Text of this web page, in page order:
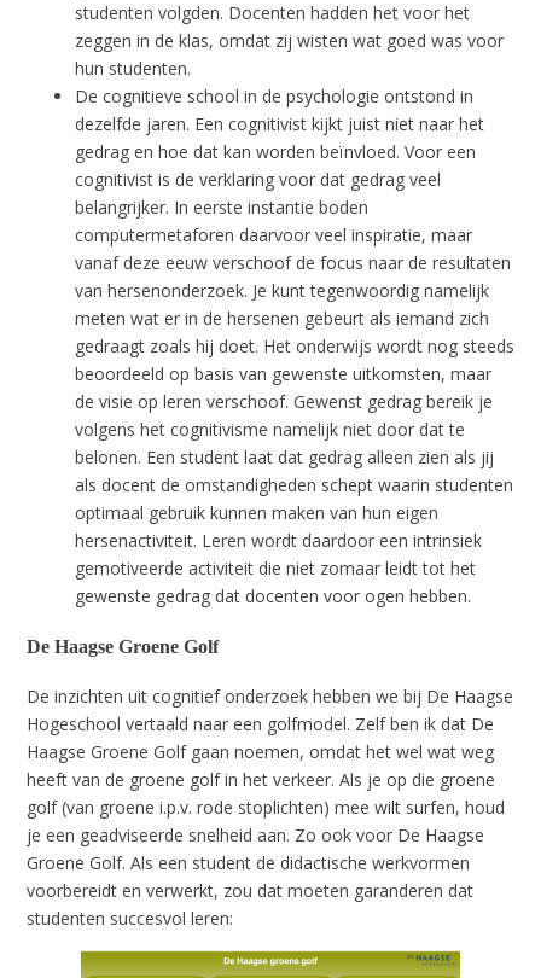
studenten volgden. Docenten hadden het voor het
zeggen in de klas, omdat zij wisten wat goed was voor
hun studenten.
De cognitieve school in de psychologie ontstond in
dezelfde jaren. Een cognitivist kijkt juist niet naar het
gedrag en hoe dat kan worden beïnvloed. Voor een
cognitivist is de verklaring voor dat gedrag veel
belangrijker. In eerste instantie boden
computermetaforen daarvoor veel inspiratie, maar
vanaf deze eeuw verschoof de focus naar de resultaten
van hersenonderzoek. Je kunt tegenwoordig namelijk
meten wat er in de hersenen gebeurt als iemand zich
gedraagt zoals hij doet. Het onderwijs wordt nog steeds
beoordeeld op basis van gewenste uitkomsten, maar
de visie op leren verschoof. Gewenst gedrag bereik je
volgens het cognitivisme namelijk niet door dat te
belonen. Een student laat dat gedrag alleen zien als jij
als docent de omstandigheden schept waarin studenten
optimaal gebruik kunnen maken van hun eigen
hersenactiviteit. Leren wordt daardoor een intrinsiek
gemotiveerde activiteit die niet zomaar leidt tot het
gewenste gedrag dat docenten voor ogen hebben.
De Haagse Groene Golf
De inzichten uit cognitief onderzoek hebben we bij De Haagse
Hogeschool vertaald naar een golfmodel. Zelf ben ik dat De
Haagse Groene Golf gaan noemen, omdat het wel wat weg
heeft van de groene golf in het verkeer. Als je op die groene
golf (van groene i.p.v. rode stoplichten) mee wilt surfen, houd
je een geadviseerde snelheid aan. Zo ook voor De Haagse
Groene Golf. Als een student de didactische werkvormen
voorbereidt en verwerkt, zou dat moeten garanderen dat
studenten succesvol leren: